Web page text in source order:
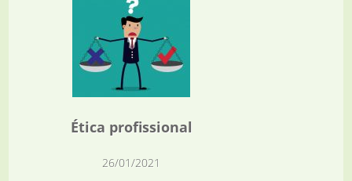
Ética profissional
26/01/2021